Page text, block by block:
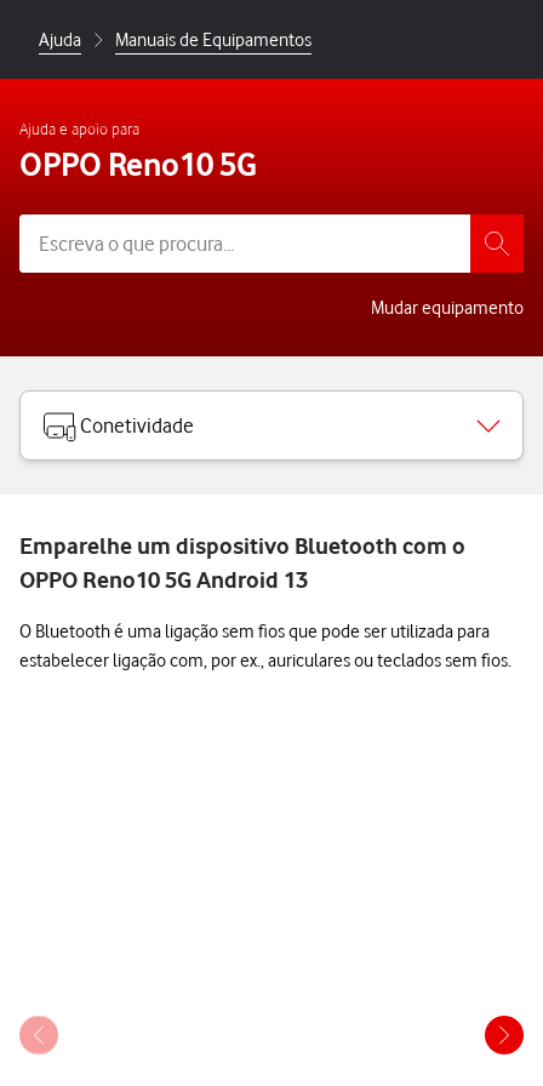
Ajuda Manuais de Equipamentos
Ajuda e apoio para
OPPO Reno10 5G
Mudar equipamento
Conetividade
Emparelhe um dispositivo Bluetooth com o
OPPO Reno10 5G Android 13
O Bluetooth é uma ligação sem fios que pode ser utilizada para
estabelecer ligação com, por ex., auriculares ou teclados sem fios.